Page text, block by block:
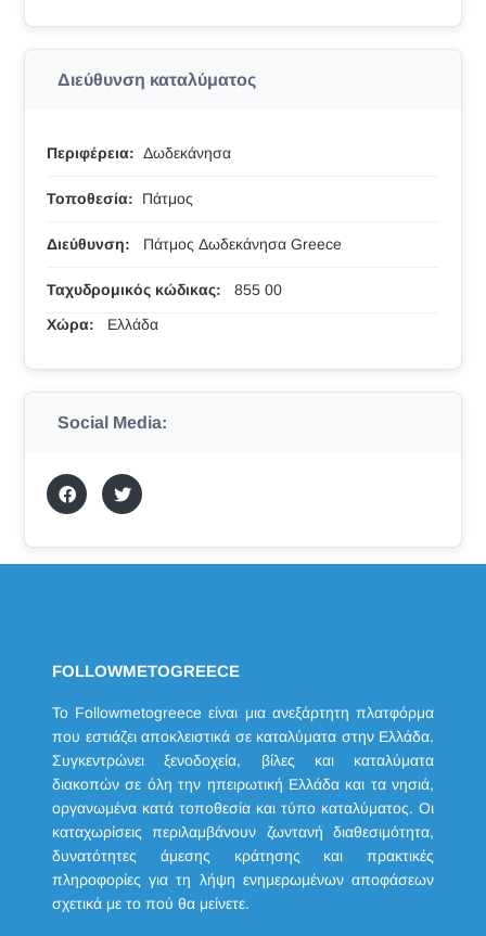
Διεύθυνση καταλύματος
Περιφέρεια: Δωδεκάνησα
Τοποθεσία: Πάτμος
Διεύθυνση: Πάτμος Δωδεκάνησα Greece
Ταχυδρομικός κώδικας:
855 00
Χώρα:
Ελλάδα
Social Media:
FOLLOWMETOGREECE
Το Followmetogreece είναι μια ανεξάρτητη πλατφόρμα
που εστιάζει αποκλειστικά σε καταλύματα στην Ελλάδα.
Συγκεντρώνει ξενοδοχεία, βίλες και καταλύματα
διακοπών σε όλη την ηπειρωτική Ελλάδα και τα νησιά,
οργανωμένα κατά τοποθεσία και τύπο καταλύματος. Οι
καταχωρίσεις περιλαμβάνουν ζωντανή διαθεσιμότητα,
δυνατότητες άμεσης κράτησης και πρακτικές
πληροφορίες για τη λήψη ενημερωμένων αποφάσεων
σχετικά με το πού θα μείνετε.